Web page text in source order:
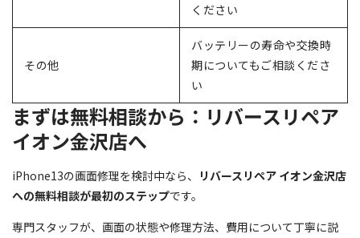
ください
その他
バッテリーの寿命や交換時
期についてもご相談くださ
い
まずは無料相談から：リバースリペア
イオン金沢店へ
iPhone13の画面修理を検討中なら、 リバースリペア イオン金沢店
への無料相談が最初のステップです。
専門スタッフが、画面の状態や修理方法、費用について丁寧に説